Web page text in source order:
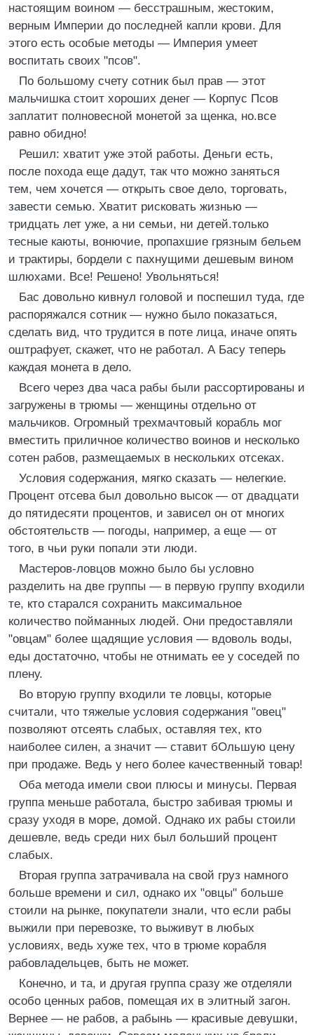
настоящим воином — бесстрашным, жестоким,
верным Империи до последней капли крови. Для
этого есть особые методы — Империя умеет
воспитать своих "псов".
По большому счету сотник был прав — этот
мальчишка стоит хороших денег — Корпус Псов
заплатит полновесной монетой за щенка, но.все
равно обидно!
Решил: хватит уже этой работы. Деньги есть,
после похода еще дадут, так что можно заняться
тем, чем хочется — открыть свое дело, торговать,
завести семью. Хватит рисковать жизнью —
тридцать лет уже, а ни семьи, ни детей.только
тесные каюты, вонючие, пропахшие грязным бельем
и трактиры, бордели с пахнущими дешевым вином
шлюхами. Все! Решено! Увольняться!
Бас довольно кивнул головой и поспешил туда, где
распоряжался сотник — нужно было показаться,
сделать вид, что трудится в поте лица, иначе опять
оштрафует, скажет, что не работал. А Басу теперь
каждая монета в дело.
Всего через два часа рабы были рассортированы и
загружены в трюмы — женщины отдельно от
мальчиков. Огромный трехмачтовый корабль мог
вместить приличное количество воинов и несколько
сотен рабов, размещаемых в нескольких отсеках.
Условия содержания, мягко сказать — нелегкие.
Процент отсева был довольно высок — от двадцати
до пятидесяти процентов, и зависел он от многих
обстоятельств — погоды, например, а еще — от
того, в чьи руки попали эти люди.
Мастеров-ловцов можно было бы условно
разделить на две группы — в первую группу входили
те, кто старался сохранить максимальное
количество пойманных людей. Они предоставляли
"овцам" более щадящие условия — вдоволь воды,
еды достаточно, чтобы не отнимать ее у соседей по
плену.
Во вторую группу входили те ловцы, которые
считали, что тяжелые условия содержания "овец"
позволяют отсеять слабых, оставляя тех, кто
наиболее силен, а значит — ставит бОльшую цену
при продаже. Ведь у него более качественный товар!
Оба метода имели свои плюсы и минусы. Первая
группа меньше работала, быстро забивая трюмы и
сразу уходя в море, домой. Однако их рабы стоили
дешевле, ведь среди них был больший процент
слабых.
Вторая группа затрачивала на свой груз намного
больше времени и сил, однако их "овцы" больше
стоили на рынке, покупатели знали, что если рабы
выжили при перевозке, то выживут в любых
условиях, ведь хуже тех, что в трюме корабля
рабовладельцев, быть не может.
Конечно, и та, и другая группа сразу же отделяли
особо ценных рабов, помещая их в элитный загон.
Вернее — не рабов, а рабынь — красивые девушки,